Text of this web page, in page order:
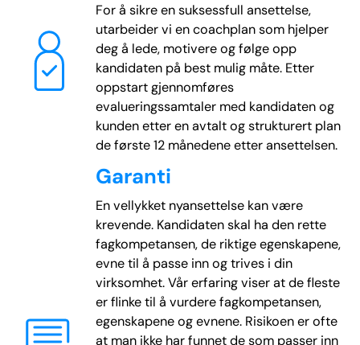
For å sikre en suksessfull ansettelse,
utarbeider vi en coachplan som hjelper
deg å lede, motivere og følge opp
kandidaten på best mulig måte. Etter
oppstart gjennomføres
evalueringssamtaler med kandidaten og
kunden etter en avtalt og strukturert plan
de første 12 månedene etter ansettelsen.
Garanti
En vellykket nyansettelse kan være
krevende. Kandidaten skal ha den rette
fagkompetansen, de riktige egenskapene,
evne til å passe inn og trives i din
virksomhet. Vår erfaring viser at de fleste
er flinke til å vurdere fagkompetansen,
egenskapene og evnene. Risikoen er ofte
at man ikke har funnet de som passer inn